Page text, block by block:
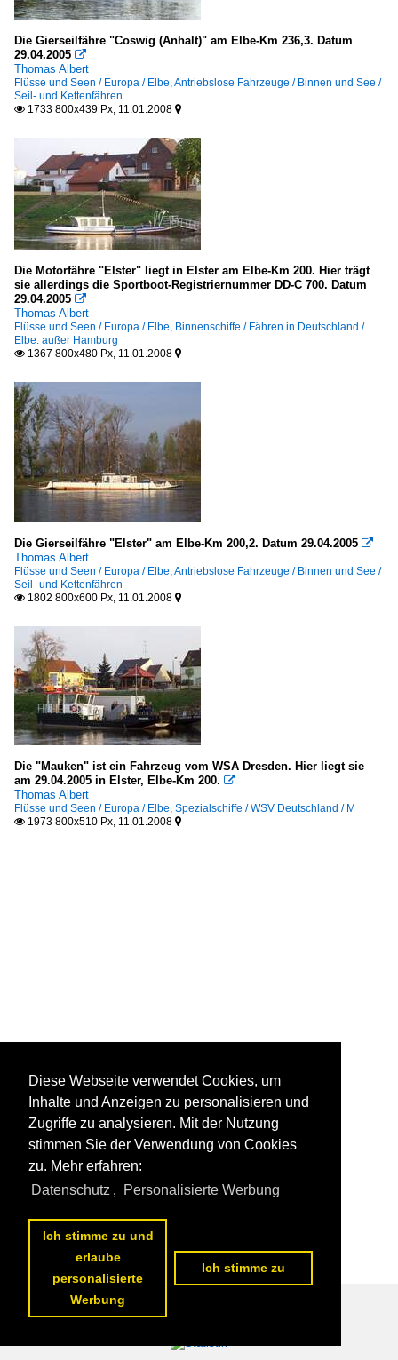
Die Gierseilfähre "Coswig (Anhalt)" am Elbe-Km 236,3. Datum
29.04.2005 
Thomas Albert
Flüsse und Seen / Europa / Elbe Antriebslose Fahrzeuge / Binnen und See /
Seil- und Kettenfähren
 1733 800x439 Px, 11.01.2008 
Die Motorfähre "Elster" liegt in Elster am Elbe-Km 200. Hier trägt
sie allerdings die Sportboot-Registriernummer DD-C 700. Datum
29.04.2005 
Thomas Albert
Flüsse und Seen / Europa / Elbe Binnenschiffe / Fähren in Deutschland /
Elbe: außer Hamburg
 1367 800x480 Px, 11.01.2008 
Die Gierseilfähre "Elster" am Elbe-Km 200,2. Datum 29.04.2005 
Thomas Albert
Flüsse und Seen / Europa / Elbe Antriebslose Fahrzeuge / Binnen und See /
Seil- und Kettenfähren
 1802 800x600 Px, 11.01.2008 
Die "Mauken" ist ein Fahrzeug vom WSA Dresden. Hier liegt sie
am 29.04.2005 in Elster, Elbe-Km 200. 
Thomas Albert
Flüsse und Seen / Europa / Elbe Spezialschiffe / WSV Deutschland / M
 1973 800x510 Px, 11.01.2008 
Datenschutzerklärung
Diese Webseite verwendet Cookies, um
Inhalte und Anzeigen zu personalisieren und
Zugriffe zu analysieren. Mit der Nutzung
stimmen Sie der Verwendung von Cookies
zu. Mehr erfahren:
Datenschutz , Personalisierte Werbung
Ich stimme zu und
erlaube
personalisierte
Werbung
Ich stimme zu